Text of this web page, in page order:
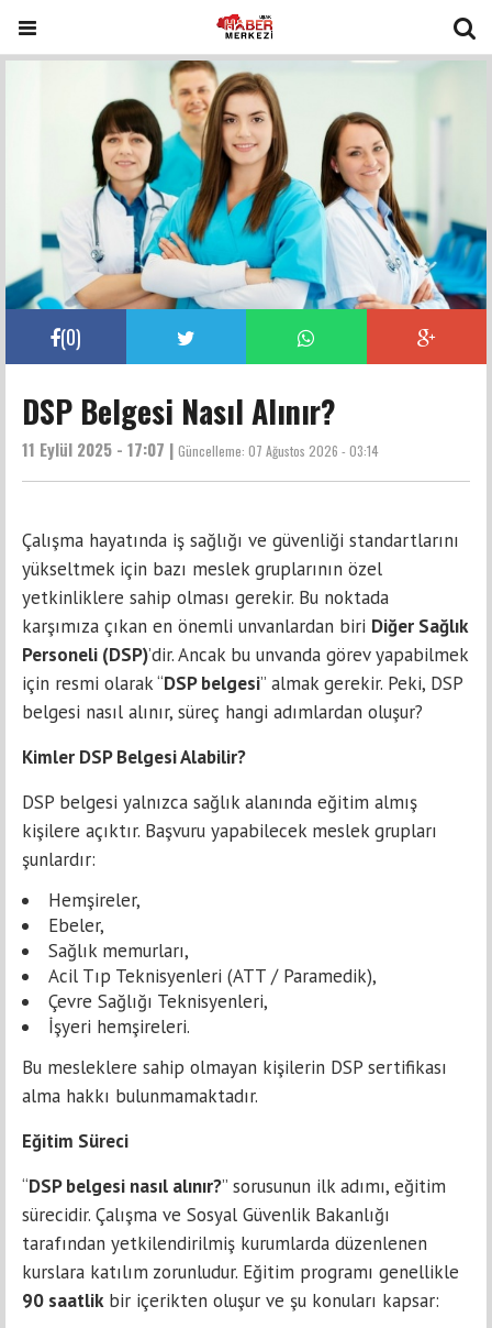
(0)
DSP Belgesi Nasıl Alınır?
11 Eylül 2025 - 17:07 | Güncelleme: 07 Ağustos 2026 - 03:14
Çalışma hayatında iş sağlığı ve güvenliği standartlarını
yükseltmek için bazı meslek gruplarının özel
yetkinliklere sahip olması gerekir. Bu noktada
karşımıza çıkan en önemli unvanlardan biri Diğer Sağlık
Personeli (DSP)’dir. Ancak bu unvanda görev yapabilmek
için resmi olarak “DSP belgesi” almak gerekir. Peki, DSP
belgesi nasıl alınır, süreç hangi adımlardan oluşur?
Kimler DSP Belgesi Alabilir?
DSP belgesi yalnızca sağlık alanında eğitim almış
kişilere açıktır. Başvuru yapabilecek meslek grupları
şunlardır:
Hemşireler,
Ebeler,
Sağlık memurları,
Acil Tıp Teknisyenleri (ATT / Paramedik),
Çevre Sağlığı Teknisyenleri,
İşyeri hemşireleri.
Bu mesleklere sahip olmayan kişilerin DSP sertifikası
alma hakkı bulunmamaktadır.
Eğitim Süreci
“DSP belgesi nasıl alınır?” sorusunun ilk adımı, eğitim
sürecidir. Çalışma ve Sosyal Güvenlik Bakanlığı
tarafından yetkilendirilmiş kurumlarda düzenlenen
kurslara katılım zorunludur. Eğitim programı genellikle
90 saatlikbir içerikten oluşur ve şu konuları kapsar: